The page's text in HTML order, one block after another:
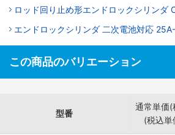
ロッド回り止め形エンドロックシリンダ
エンドロックシリンダ 二次電池対応
この商品のバリエーション
型番
通常単価(
(税込単